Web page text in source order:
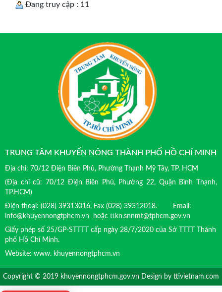
Đang truy cập : 11
TRUNG TÂM KHUYẾN NÔNG THÀNH PHỐ HỒ CHÍ MINH
Địa chỉ: 70/12 Điện Biên Phủ, Phường Thạnh Mỹ Tây, TP. HCM
(Địa chỉ cũ: 70/12 Điện Biên Phủ, Phường 22, Quận Bình Thạnh,
TP.HCM)
Điện thoại: (028) 39313016, Fax (028) 39312018. Email:
info@khuyennongtphcm.vn hoặc ttkn.snnmt@tphcm.gov.vn
Giấy phép số 25/GP-STTTT cấp ngày 28/7/2020 của Sở TTTT Thành
phố Hồ Chí Minh.
Website: www. khuyennongtphcm.vn
Copyright © 2019 khuyennongtphcm.gov.vn Design by ttivietnam.com